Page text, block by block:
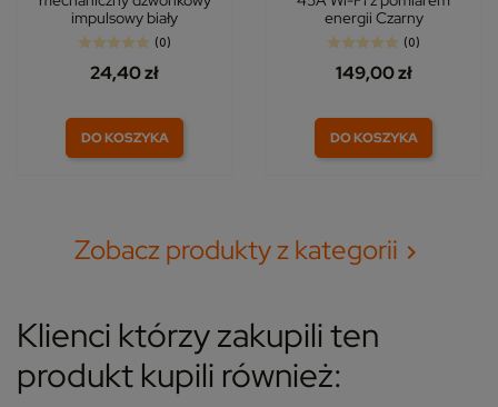
impulsowy biały
(0)
24,40 zł
DO KOSZYKA
energii Czarny
(0)
149,00 zł
DO KOSZYKA
Zobacz produkty z kategorii 
Klienci którzy zakupili ten
produkt kupili również: